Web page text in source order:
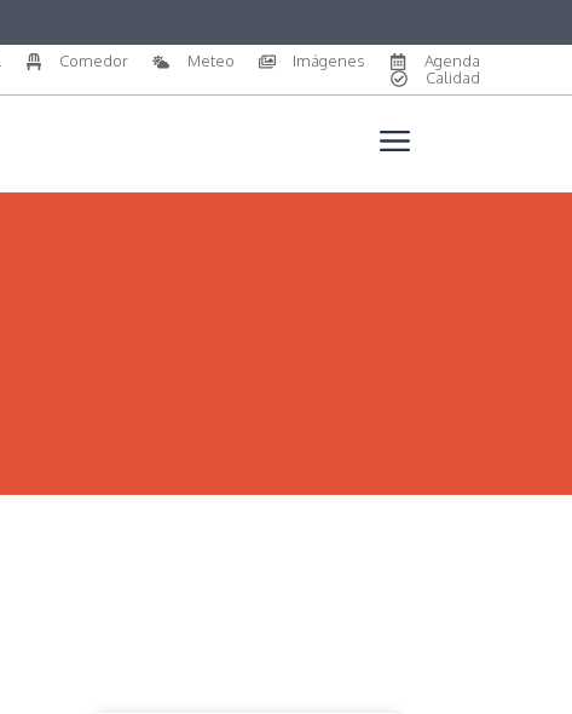
Comedor Meteo Imágenes
Agenda
Calidad